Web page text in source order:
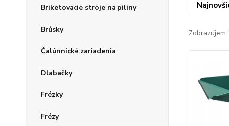
Briketovacie stroje na piliny
Brúsky
Čalúnnické zariadenia
Dlabačky
Frézky
Frézy
Zobrazujem